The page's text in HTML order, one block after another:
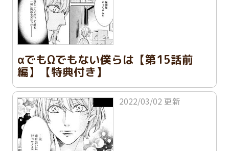
αでもΩでもない僕らは【第15話前
編】【特典付き】
2022/03/02 更新